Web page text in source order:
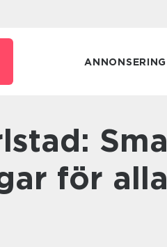
ANNONSERING
för alla